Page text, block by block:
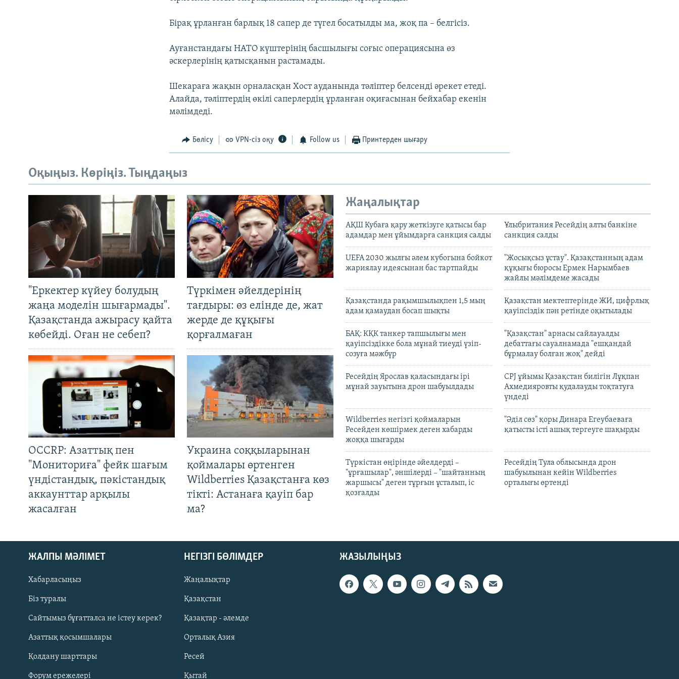
Русский
ЖАЗЫЛЫҢЫЗ
Бірақ ұрланған барлық 18 сапер де түгел босатылды ма, жоқ па – белгісіз.
Ауғанстандағы НАТО күштерінің басшылығы соғыс операциясына өз
әскерлерінің қатысқанын растамады.
Шекараға жақын орналасқан Хост ауданында тәліптер белсенді әрекет етеді.
Алайда, тәліптердің өкілі саперлердің ұрланған оқиғасынан бейхабар екенін
мәлімдеді.
Бөлісу VPN-сіз оқу Follow us Принтерден шығару
Оқыңыз. Көріңіз. Тыңдаңыз
"Еркектер күйеу болудың
жаңа моделін шығармады".
Қазақстанда ажырасу қайта
көбейді. Оған не себеп?
Түркімен әйелдерінің
тағдыры: өз елінде де, жат
жерде де құқығы
қорғалмаған
OCCRP: Азаттық пен
"Мониториға" фейк шағым
үндістандық, пәкістандық
аккаунттар арқылы
жасалған
Украина соққыларынан
қоймалары өртенген
Wildberries Қазақстанға көз
тікті: Астанаға қауіп бар
ма?
Жаңалықтар
АҚШ Кубаға қару жеткізуге қатысы бар
адамдар мен ұйымдарға санкция салды
Ұлыбритания Ресейдің алты банкіне
санкция салды
UEFA 2030 жылғы әлем кубогына бойкот
жариялау идеясынан бас тартпайды
"Жосықсыз ұстау". Қазақстанның адам
құқығы бюросы Ермек Нарымбаев
жайлы мәлімдеме жасады
Қазақстанда рақымшылықпен 1,5 мың
адам қамаудан босап шықты
Қазақстан мектептерінде ЖИ, цифрлық
қауіпсіздік пән ретінде оқытылады
БАҚ: КҚК танкер тапшылығы мен
қауіпсіздікке бола мұнай тиеуді үзіп-
созуға мәжбүр
"Қазақстан" арнасы сайлауалды
дебаттағы сауалнамада "ешқандай
бұрмалау болған жоқ" дейді
Ресейдің Ярослав қаласындағы ірі
мұнай зауытына дрон шабуылдады
CPJ ұйымы Қазақстан билігін Лұқпан
Ахмедияровты қудалауды тоқтатуға
үндеді
Wildberries негізгі қоймаларын
Ресейден көшірмек деген хабарды
жоққа шығарды
"Әділ сөз" қоры Динара Егеубаеваға
қатысты істі ашық тергеуге шақырды
Түркістан өңірінде әйелдерді –
"ұрғашылар", әншілерді – "шайтанның
жаршысы" деген тұрғын ұсталып, іс
қозғалды
Ресейдің Тула облысында дрон
шабуылынан кейін Wildberries
орталығы өртенді
ЖАЗЫЛЫҢЫЗ
ЖАЛПЫ МӘЛІМЕТ
Хабарласыңыз
Біз туралы
Сайтымыз бұғатталса не істеу керек?
Азаттық қосымшалары
Қолдану шарттары
Форум ережелері
НЕГІЗГІ БӨЛІМДЕР
Жаңалықтар
Қазақстан
Қазақтар - әлемде
Орталық Азия
Ресей
Қытай